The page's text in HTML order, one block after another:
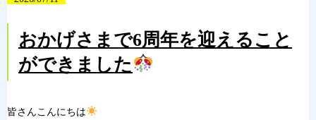
おかげさまで6周年を迎えること
ができました
皆さんこんにちは